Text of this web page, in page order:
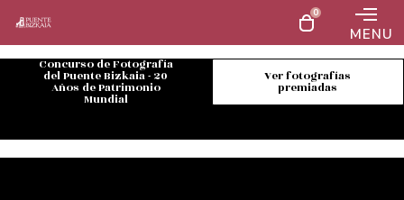
0
MENU
Concurso de Fotografía
del Puente Bizkaia - 20
Años de Patrimonio
Mundial
Ver fotografías
premiadas